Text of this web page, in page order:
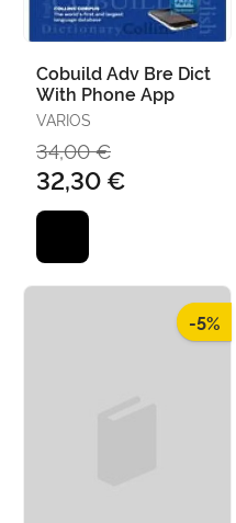
Cobuild Adv Bre Dict
With Phone App
VARIOS
34,00 €
32,30 €
-5%